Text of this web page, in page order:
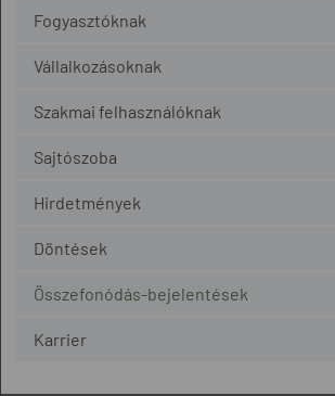
Fogyasztóknak
Vállalkozásoknak
Szakmai felhasználóknak
Sajtószoba
Hirdetmények
Döntések
Összefonódás-bejelentések
Karrier